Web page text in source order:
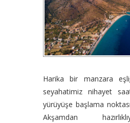
Harika bir manzara
seyahatimiz nihayet
yürüyüşe başlama
Akşamdan